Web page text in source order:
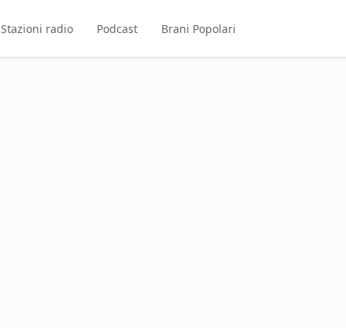
Stazioni radio Podcast Brani Popolari